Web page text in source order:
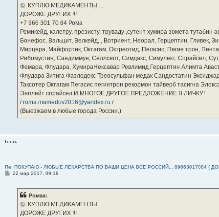
КУПЛЮ МЕДИКАМЕНТЫ....
ДОРОЖЕ ДРУГИХ !!!
‪+7 966 301 70 84‬ Рома
Ремикейд, калетру, презисту, труваду ,сутент хумира зомета
Бонефос, Вальцит, Велкейд, , Вотриент, Неорал, Герцептин, Гливек,
Мирцера, Майфортик, Октагам, Октреотид, Пегасис, Пегие трон,
Рибомустин, Сандиммун, Селлсепт, Симдакс, Симулект, Спрайсел,
Фемара, Флудара, ХумираНексавар Ревлимид Герцептин Алимта
Флудара Зитига Фазлодекс Треосульфан медак Сандостатин
Таксотер Октагам Пегасис пегинтрон рекормон тайверб тасигна
Энплейт спрайсел И МНОГОЕ ДРУГОЕ ПРЕДЛОЖЕНИЕ В ЛИЧКУ!
/roma.mamedov2016@yandex.ru /
(Выезжаем в любые города России.)
Гость
Re: ПОКУПАЮ - ЛЮБЫЕ ЛЕКАРСТВА ПО ВАШИ ЦЕНА ВСЕ РОССИЙ... 89663017084 (
С22 мар 2017, 09:18
Ромаа:
КУПЛЮ МЕДИКАМЕНТЫ....
ДОРОЖЕ ДРУГИХ !!!